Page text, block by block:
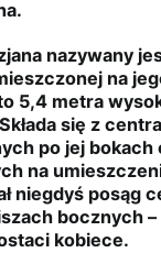
nazywany
na
5,4 metra
się z
po jej bokach
na
niegdyś posąg
bocznych
kobiece.